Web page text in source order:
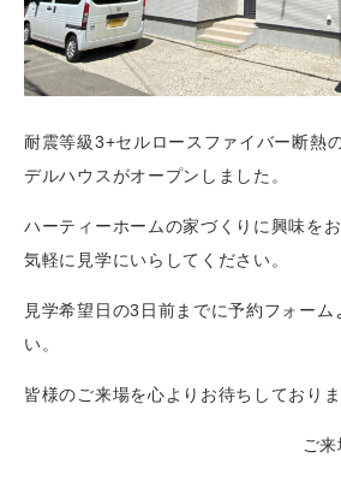
耐震等級3+セルロースファイバー断
デルハウスがオープンしました。
ハーティーホームの家づくりに興味を
気軽に見学にいらしてください。
見学希望日の3日前までに予約フォーム
い。
皆様のご来場を心よりお待ちしておりま
ご